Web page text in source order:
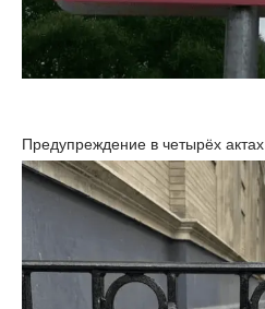
Предупреждение в четырёх актах